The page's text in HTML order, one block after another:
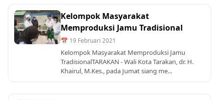
Kelompok Masyarakat
Memproduksi Jamu Tradisional
📅 19 Februari 2021
Kelompok Masyarakat Memproduksi Jamu
TradisionalTARAKAN - Wali Kota Tarakan, dr. H.
Khairul, M.Kes., pada Jumat siang me...